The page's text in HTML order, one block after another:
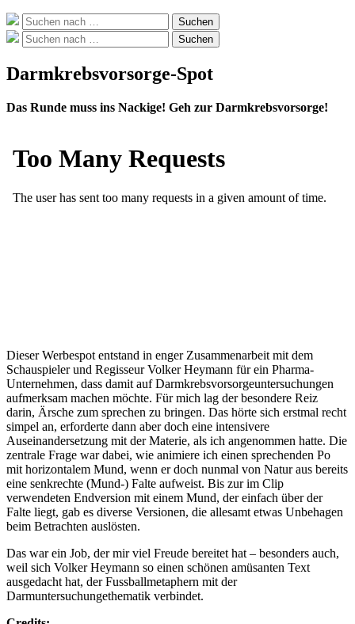
Suche
nach:
Suchen
Suche
nach:
Suchen
Darmkrebsvorsorge-Spot
Das Runde muss ins Nackige! Geh zur Darmkrebsvorsorge!
Dieser Werbespot entstand in enger Zusammenarbeit mit dem
Schauspieler und Regisseur Volker Heymann für ein Pharma-
Unternehmen, dass damit auf Darmkrebsvorsorgeuntersuchungen
aufmerksam machen möchte. Für mich lag der besondere Reiz
darin, Ärsche zum sprechen zu bringen. Das hörte sich erstmal recht
simpel an, erforderte dann aber doch eine intensivere
Auseinandersetzung mit der Materie, als ich angenommen hatte. Die
zentrale Frage war dabei, wie animiere ich einen sprechenden Po
mit horizontalem Mund, wenn er doch nunmal von Natur aus bereits
eine senkrechte (Mund-) Falte aufweist. Bis zur im Clip
verwendeten Endversion mit einem Mund, der einfach über der
Falte liegt, gab es diverse Versionen, die allesamt etwas Unbehagen
beim Betrachten auslösten.
Das war ein Job, der mir viel Freude bereitet hat – besonders auch,
weil sich Volker Heymann so einen schönen amüsanten Text
ausgedacht hat, der Fussballmetaphern mit der
Darmuntersuchungethematik verbindet.